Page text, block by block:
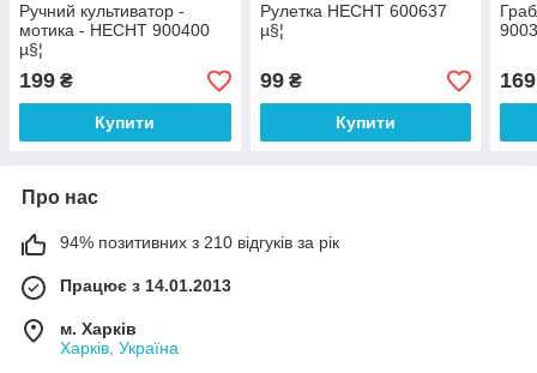
Ручний культиватор -
мотика - HECHT 900400
µ§¦
199 ₴
Купити
Рулетка HECHT 600637
µ§¦
99₴
Купити
169
Про нас
94% позитивних з 210 відгуків за рік
Працює з 14.01.2013
м. Харків
Харків, Україна